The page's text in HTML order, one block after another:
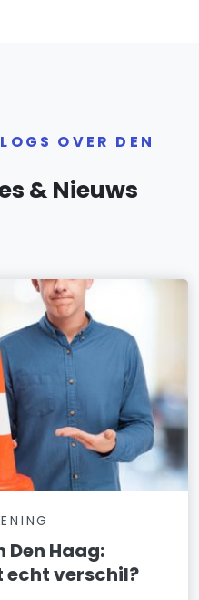
OVER DEN
& Nieuws
Haag:
echt verschil?